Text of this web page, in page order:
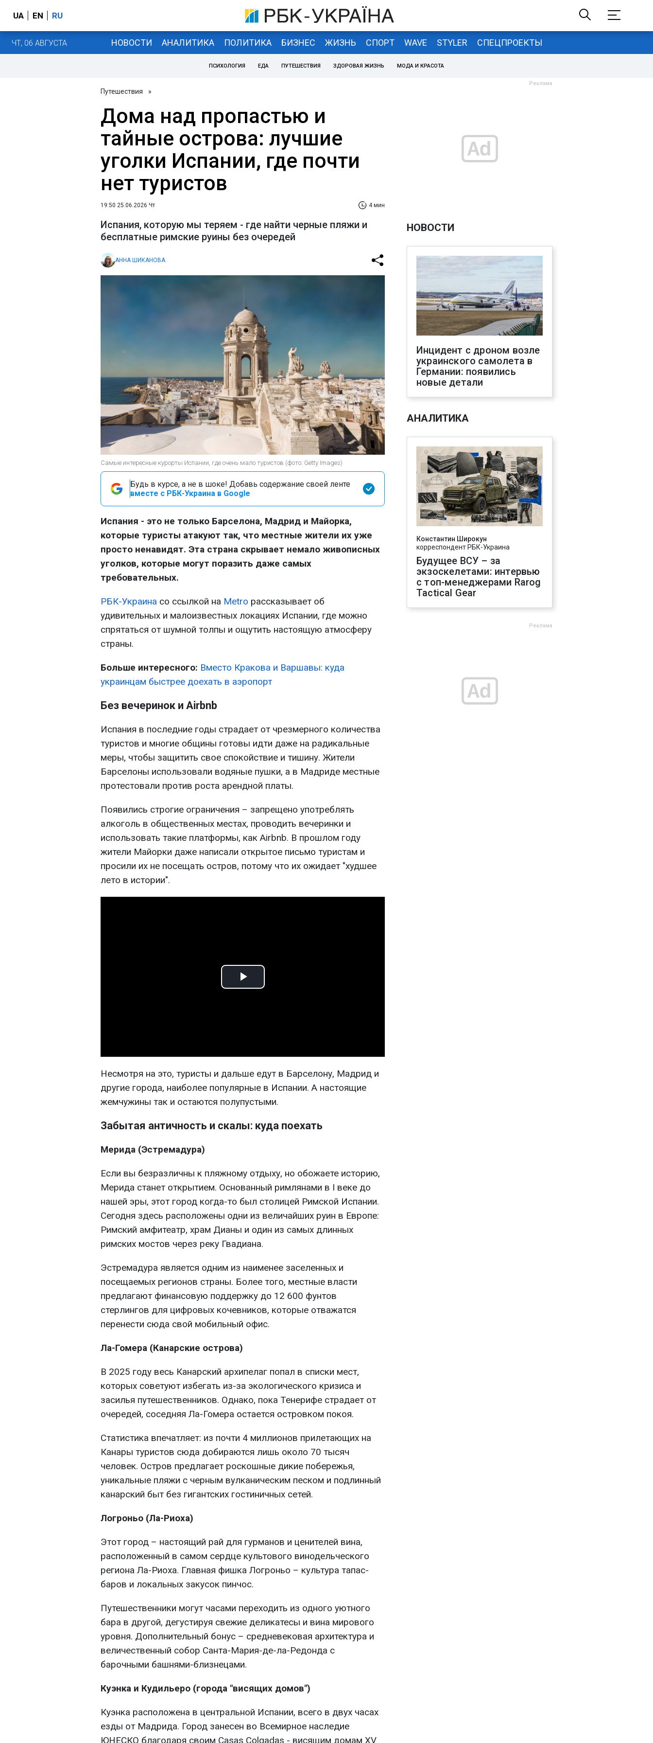
UA EN RU
ЧТ, 06 АВГУСТА НОВОСТИ АНАЛИТИКА ПОЛИТИКА БИЗНЕС ЖИЗНЬ СПОРТ WAVE STYLER СПЕЦПРОЕКТЫ
ПСИХОЛОГИЯ ЕДА ПУТЕШЕСТВИЯ ЗДОРОВАЯ ЖИЗНЬ МОДА И КРАСОТА
Путешествия »
Дома над пропастью и
тайные острова: лучшие
уголки Испании, где почти
нет туристов
19:50 25.06.2026 Чт 4 мин
Испания, которую мы теряем - где найти черные пляжи и
бесплатные римские руины без очередей
АННА ШИКАНОВА
Самые интересные курорты Испании, где очень мало туристов (фото: Getty Images)
Будь в курсе, а не в шоке! Добавь содержание своей ленте
вместе с РБК-Украина в Google
Испания - это не только Барселона, Мадрид и Майорка,
которые туристы атакуют так, что местные жители их уже
просто ненавидят. Эта страна скрывает немало живописных
уголков, которые могут поразить даже самых
требовательных.
РБК-Украина со ссылкой на Metro рассказывает об
удивительных и малоизвестных локациях Испании, где можно
спрятаться от шумной толпы и ощутить настоящую атмосферу
страны.
Больше интересного: Вместо Кракова и Варшавы: куда
украинцам быстрее доехать в аэропорт
Без вечеринок и Airbnb
Испания в последние годы страдает от чрезмерного количества
туристов и многие общины готовы идти даже на радикальные
меры, чтобы защитить свое спокойствие и тишину. Жители
Барселоны использовали водяные пушки, а в Мадриде местные
протестовали против роста арендной платы.
Появились строгие ограничения – запрещено употреблять
алкоголь в общественных местах, проводить вечеринки и
использовать такие платформы, как Airbnb. В прошлом году
жители Майорки даже написали открытое письмо туристам и
просили их не посещать остров, потому что их ожидает "худшее
лето в истории".
Play
Несмотря на это, туристы и дальше едут в Барселону, Мадрид и
другие города, наиболее популярные в Испании. А настоящие
жемчужины так и остаются полупустыми.
Забытая античность и скалы: куда поехать
Мерида (Эстремадура)
Если вы безразличны к пляжному отдыху, но обожаете историю,
Мерида станет открытием. Основанный римлянами в I веке до
нашей эры, этот город когда-то был столицей Римской Испании.
Сегодня здесь расположены одни из величайших руин в Европе:
Римский амфитеатр, храм Дианы и один из самых длинных
римских мостов через реку Гвадиана.
Эстремадура является одним из наименее заселенных и
посещаемых регионов страны. Более того, местные власти
предлагают финансовую поддержку до 12 600 фунтов
стерлингов для цифровых кочевников, которые отважатся
перенести сюда свой мобильный офис.
Ла-Гомера (Канарские острова)
В 2025 году весь Канарский архипелаг попал в списки мест,
которых советуют избегать из-за экологического кризиса и
засилья путешественников. Однако, пока Тенерифе страдает от
очередей, соседняя Ла-Гомера остается островком покоя.
Статистика впечатляет: из почти 4 миллионов прилетающих на
Канары туристов сюда добираются лишь около 70 тысяч
человек. Остров предлагает роскошные дикие побережья,
уникальные пляжи с черным вулканическим песком и подлинный
канарский быт без гигантских гостиничных сетей.
Логроньо (Ла-Риоха)
Этот город – настоящий рай для гурманов и ценителей вина,
расположенный в самом сердце культового винодельческого
региона Ла-Риоха. Главная фишка Логроньо – культура тапас-
баров и локальных закусок пинчос.
Путешественники могут часами переходить из одного уютного
бара в другой, дегустируя свежие деликатесы и вина мирового
уровня. Дополнительный бонус – средневековая архитектура и
величественный собор Санта-Мария-де-ла-Редонда с
барочными башнями-близнецами.
Куэнка и Кудильеро (города "висящих домов")
Куэнка расположена в центральной Испании, всего в двух часах
езды от Мадрида. Город занесен во Всемирное наследие
ЮНЕСКО благодаря своим Casas Colgadas - висящим домам XV
НОВОСТИ
Инцидент с дроном возле
украинского самолета в
Германии: появились
новые детали
АНАЛИТИКА
Константин Широкун
корреспондент РБК-Украина
Будущее ВСУ – за
экзоскелетами: интервью
с топ-менеджерами Rarog
Tactical Gear